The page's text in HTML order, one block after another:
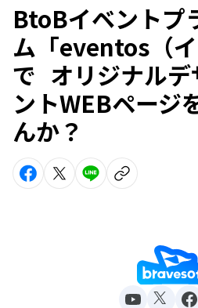
BtoBイベントプ
ム「eventos（イ
で オリジナルデ
ントWEBページ
んか？